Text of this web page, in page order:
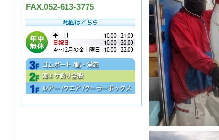
FAX.052-613-3775